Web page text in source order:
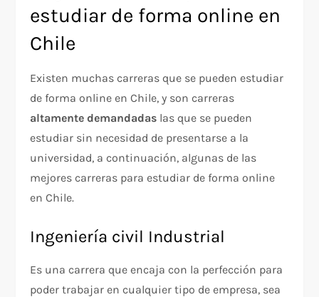
estudiar de forma online en
Chile
Existen muchas carreras que se pueden estudiar
de forma online en Chile, y son carreras
altamente demandadas las que se pueden
estudiar sin necesidad de presentarse a la
universidad, a continuación, algunas de las
mejores carreras para estudiar de forma online
en Chile.
Ingeniería civil Industrial
Es una carrera que encaja con la perfección para
poder trabajar en cualquier tipo de empresa, sea